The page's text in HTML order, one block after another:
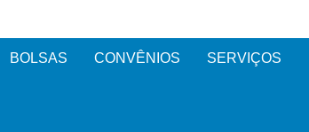
BOLSAS CONVÊNIOS SERVIÇOS